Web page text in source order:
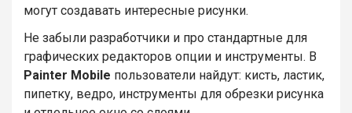
могут создавать интересные рисунки.
Не забыли разработчики и про стандартные для
графических редакторов опции и инструменты. В
Painter Mobile пользователи найдут: кисть, ластик,
пипетку, ведро, инструменты для обрезки рисунка